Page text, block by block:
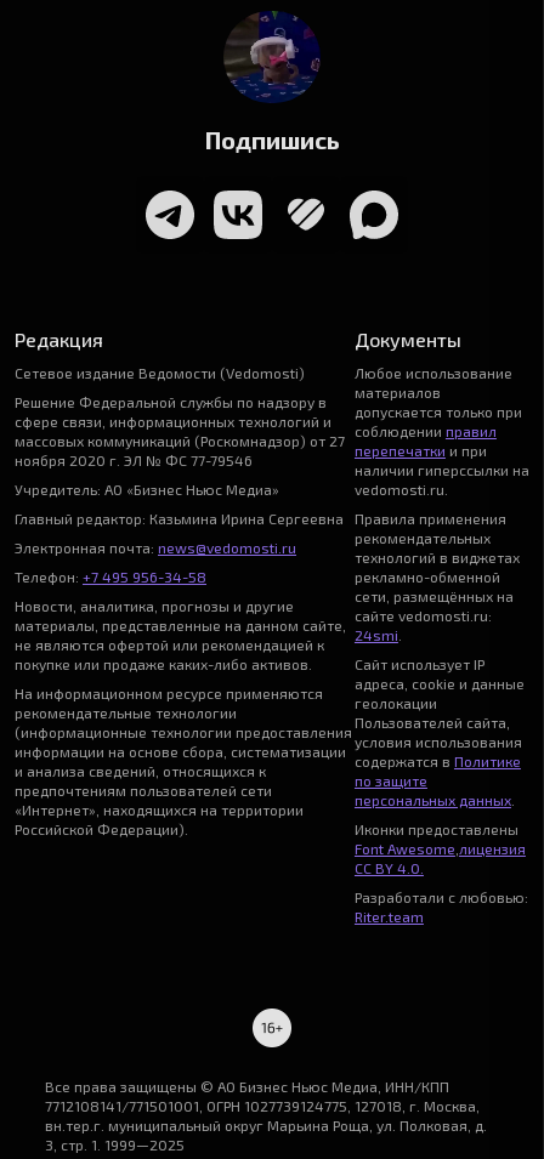
Подпишись
Редакция
Сетевое издание Ведомости (Vedomosti)
Решение Федеральной службы по надзору в
сфере связи, информационных технологий и
массовых коммуникаций (Роскомнадзор) от 27
ноября 2020 г. ЭЛ № ФС 77-79546
Учредитель: АО «Бизнес Ньюс Медиа»
Главный редактор: Казьмина Ирина Сергеевна
Электронная почта: news@vedomosti.ru
Телефон: +7 495 956-34-58
Новости, аналитика, прогнозы и другие
материалы, представленные на данном сайте,
не являются офертой или рекомендацией к
покупке или продаже каких-либо активов.
На информационном ресурсе применяются
рекомендательные технологии
(информационные технологии предоставления
информации на основе сбора, систематизации
и анализа сведений, относящихся к
предпочтениям пользователей сети
«Интернет», находящихся на территории
Российской Федерации).
Документы
Любое использование
материалов
допускается только при
соблюдении правил
перепечатки и при
наличии гиперссылки на
vedomosti.ru.
Правила применения
рекомендательных
технологий в виджетах
рекламно-обменной
сети, размещённых на
сайте vedomosti.ru:
24smi
Сайт использует IP
адреса, cookie и данные
геолокации
Пользователей сайта,
условия использования
содержатся в Политике
по защите
персональных данных.
Иконки предоставлены
Font Awesome лицензия
CC BY 4.0.
Разработали с любовью:
Riter.team
Все права защищены © АО Бизнес Ньюс Медиа, ИНН/КПП
7712108141/771501001, ОГРН 1027739124775, 127018, г. Москва,
вн.тер.г. муниципальный округ Марьина Роща, ул. Полковая, д.
3, стр. 1. 1999—2025